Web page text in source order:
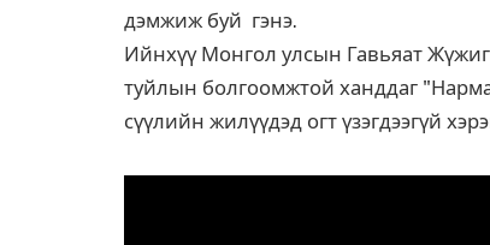
дэмжиж буй гэнэ.
Ийнхүү Монгол улсын Гавьяат
туйлын болгоомжтой ханддаг
сүүлийн жилүүдэд огт үзэгдээгүй